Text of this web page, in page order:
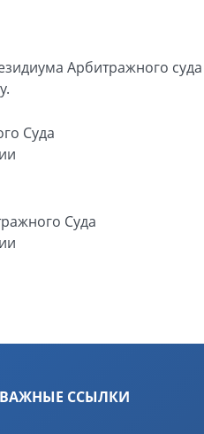
Арбитражного
Суда
Суда
ВАЖНЫЕ ССЫЛКИ